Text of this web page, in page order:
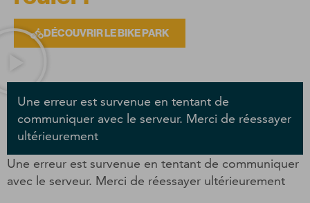
DÉCOUVRIR LE BIKE PARK
Une erreur est survenue en tentant de
communiquer avec le serveur. Merci de réessayer
ultérieurement
Une erreur est survenue en tentant de communiquer
avec le serveur. Merci de réessayer ultérieurement